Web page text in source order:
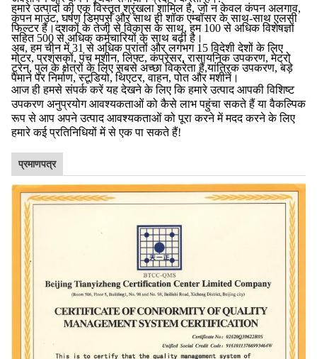
हमारे उत्पादों की एक विस्तृत श्रृंखला शामिल है, जो न केवल कंपन अलगाव,
कंपन माउंट, घर्षण डिमपर्स और साथ ही शॉक एम्बॉसर के साथ-साथ एलसी
फिल्टर हैं।दशकों के तेजी से विकास के साथ, हम 100 से अधिक विशेषज्ञों
सहित 500 से अधिक कर्मचारियों के साथ बढ़ी है।
अब, हम चीन में 31 से अधिक प्रांतों और लगभग 15 विदेशी देशों के लिए
मोटर, प्रशंसकों, पंच मशीन, लिफ्ट, कंप्रेसर, रासायनिक उपकरण, मेट्रो
ट्रेन, पुल के क्षेत्रों के लिए सबसे अच्छा विक्रेता हैं,यांत्रिक उपकरण, बड़े
पैमाने पर निर्माण, स्टूडियो, थिएटर, वाहन, पोत और मशीनें।
आज ही हमसे संपर्क करें यह देखने के लिए कि हमारे उत्पाद आपकी विशिष्ट
उपकरण अनुप्रयोग आवश्यकताओं को कैसे लाभ पहुंचा सकते हैं या वैकल्पिक
रूप से आप अपने उत्पाद आवश्यकताओं को पूरा करने में मदद करने के लिए
हमारे कई प्रतिनिधियों में से एक पा सकते हैं!
प्रमाणपत्र